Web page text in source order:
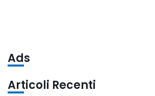
Ads
Articoli Recenti